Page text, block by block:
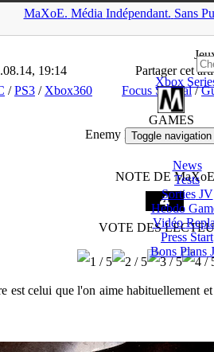
MaXoE. Média Indépendant. Sans
Xbox
GAMES
Toggle navigation
News
Tests
SortiesJV
Hebdo
Vidéo
Press Start
Bons Plans
▲
19:14 Partager cet
/PS3 / Xbox360 Focus Spécial/
Enemy Front : d’un autre
NOTE DE MaXoE
VOTE DES
est celui que l'on aime